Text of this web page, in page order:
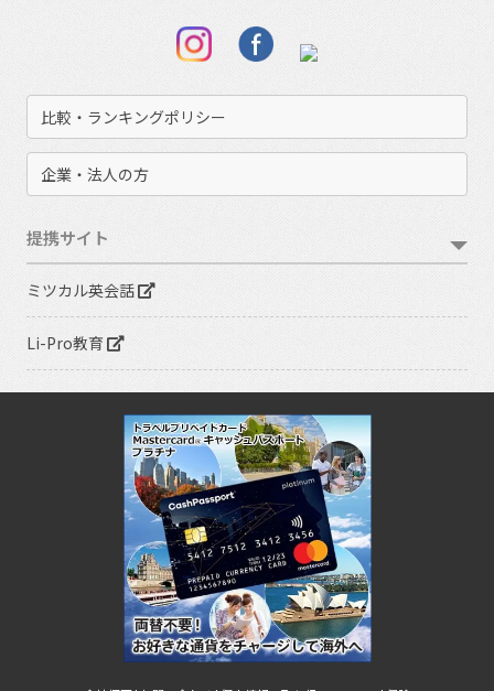
比較・ランキングポリシー
企業・法人の方
提携サイト
ミツカル英会話
Li-Pro教育